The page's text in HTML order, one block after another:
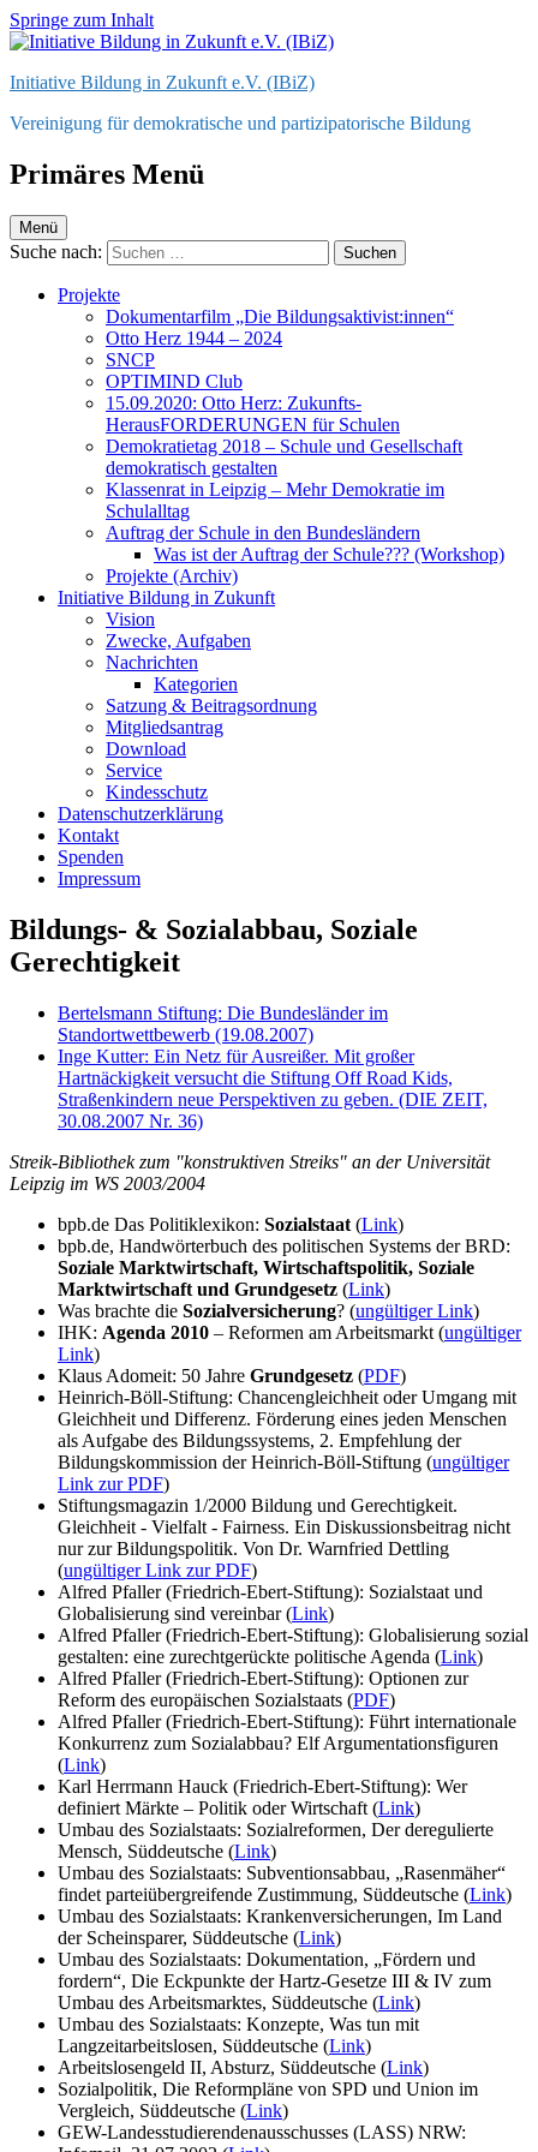
Springe zum Inhalt
Initiative Bildung in Zukunft e.V. (IBiZ)
Vereinigung für demokratische und partizipatorische Bildung
Primäres Menü
Menü
Suche nach:
Projekte
Dokumentarfilm „Die Bildungsaktivist:innen“
Otto Herz 1944 – 2024
SNCP
OPTIMIND Club
15.09.2020: Otto Herz: Zukunfts-
HerausFORDERUNGEN für Schulen
Demokratietag 2018 – Schule und Gesellschaft
demokratisch gestalten
Klassenrat in Leipzig – Mehr Demokratie im
Schulalltag
Auftrag der Schule in den Bundesländern
Was ist der Auftrag der Schule??? (Workshop)
Projekte (Archiv)
Initiative Bildung in Zukunft
Vision
Zwecke, Aufgaben
Nachrichten
Kategorien
Satzung & Beitragsordnung
Mitgliedsantrag
Download
Service
Kindesschutz
Datenschutzerklärung
Kontakt
Spenden
Impressum
Bildungs- & Sozialabbau, Soziale
Gerechtigkeit
Bertelsmann Stiftung: Die Bundesländer im
Standortwettbewerb (19.08.2007)
Inge Kutter: Ein Netz für Ausreißer. Mit großer
Hartnäckigkeit versucht die Stiftung Off Road Kids,
Straßenkindern neue Perspektiven zu geben. (DIE ZEIT,
30.08.2007 Nr. 36)
Streik-Bibliothek zum "konstruktiven Streiks" an der Universität
Leipzig im WS 2003/2004
bpb.de Das Politiklexikon: Sozialstaat (Link)
bpb.de, Handwörterbuch des politischen Systems der BRD:
Soziale Marktwirtschaft, Wirtschaftspolitik, Soziale
Marktwirtschaft und Grundgesetz (Link)
Was brachte die Sozialversicherung? (ungültiger Link)
IHK: Agenda 2010 – Reformen am Arbeitsmarkt (ungültiger
Link)
Klaus Adomeit: 50 Jahre Grundgesetz (PDF)
Heinrich-Böll-Stiftung: Chancengleichheit oder Umgang mit
Gleichheit und Differenz. Förderung eines jeden Menschen
als Aufgabe des Bildungssystems, 2. Empfehlung der
Bildungskommission der Heinrich-Böll-Stiftung (ungültiger
Link zur PDF)
Stiftungsmagazin 1/2000 Bildung und Gerechtigkeit.
Gleichheit - Vielfalt - Fairness. Ein Diskussionsbeitrag nicht
nur zur Bildungspolitik. Von Dr. Warnfried Dettling
(ungültiger Link zur PDF)
Alfred Pfaller (Friedrich-Ebert-Stiftung): Sozialstaat und
Globalisierung sind vereinbar (Link)
Alfred Pfaller (Friedrich-Ebert-Stiftung): Globalisierung sozial
gestalten: eine zurechtgerückte politische Agenda (Link)
Alfred Pfaller (Friedrich-Ebert-Stiftung): Optionen zur
Reform des europäischen Sozialstaats (PDF)
Alfred Pfaller (Friedrich-Ebert-Stiftung): Führt internationale
Konkurrenz zum Sozialabbau? Elf Argumentationsfiguren
(Link)
Karl Herrmann Hauck (Friedrich-Ebert-Stiftung): Wer
definiert Märkte – Politik oder Wirtschaft (Link)
Umbau des Sozialstaats: Sozialreformen, Der deregulierte
Mensch, Süddeutsche (Link)
Umbau des Sozialstaats: Subventionsabbau, „Rasenmäher“
findet parteiübergreifende Zustimmung, Süddeutsche (Link)
Umbau des Sozialstaats: Krankenversicherungen, Im Land
der Scheinsparer, Süddeutsche (Link)
Umbau des Sozialstaats: Dokumentation, „Fördern und
fordern“, Die Eckpunkte der Hartz-Gesetze III & IV zum
Umbau des Arbeitsmarktes, Süddeutsche (Link)
Umbau des Sozialstaats: Konzepte, Was tun mit
Langzeitarbeitslosen, Süddeutsche (Link)
Arbeitslosengeld II, Absturz, Süddeutsche (Link)
Sozialpolitik, Die Reformpläne von SPD und Union im
Vergleich, Süddeutsche (Link)
GEW-Landesstudierendenausschusses (LASS) NRW: